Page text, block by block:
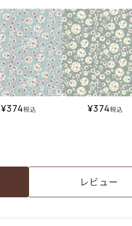
¥374税込 ¥374税込
レビュー